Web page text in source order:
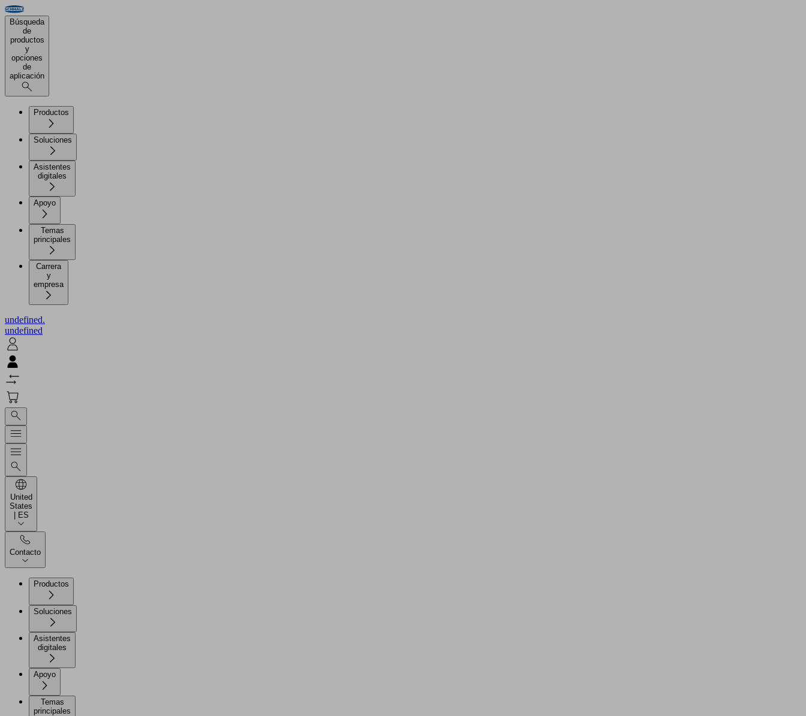
Búsqueda
de
productos
y
opciones
de
aplicación
Productos
Soluciones
Asistentes
Apoyo
Temas
principales
Carrera
y
empresa
undefined.
undefined
United
States
| ES
Contacto
Productos
Soluciones
Asistentes
Apoyo
Temas
principales